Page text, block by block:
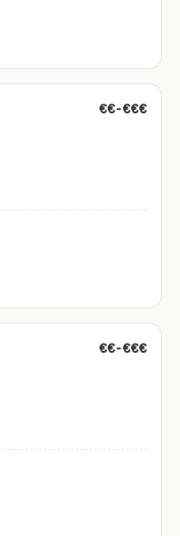
€€-€€€
€€-€€€